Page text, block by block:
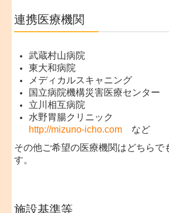
連携医療機関
武蔵村山病院
東大和病院
メディカルスキャニング
国立病院機構災害医療センター
立川相互病院
水野胃腸クリニック
http://mizuno-icho.com など
その他ご希望の医療機関はどちらで
す。
施設基準等